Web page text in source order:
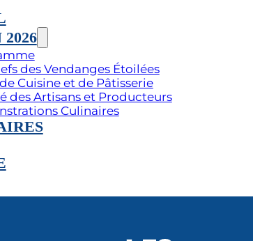
des Vendanges Étoilées
Cuisine et de Pâtisserie
des Artisans et Producteurs
Culinaires